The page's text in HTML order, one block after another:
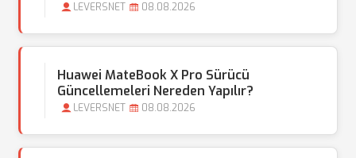
LEVERSNET 08.08.2026
Huawei MateBook X Pro Sürücü
Güncellemeleri Nereden Yapılır?
LEVERSNET 08.08.2026